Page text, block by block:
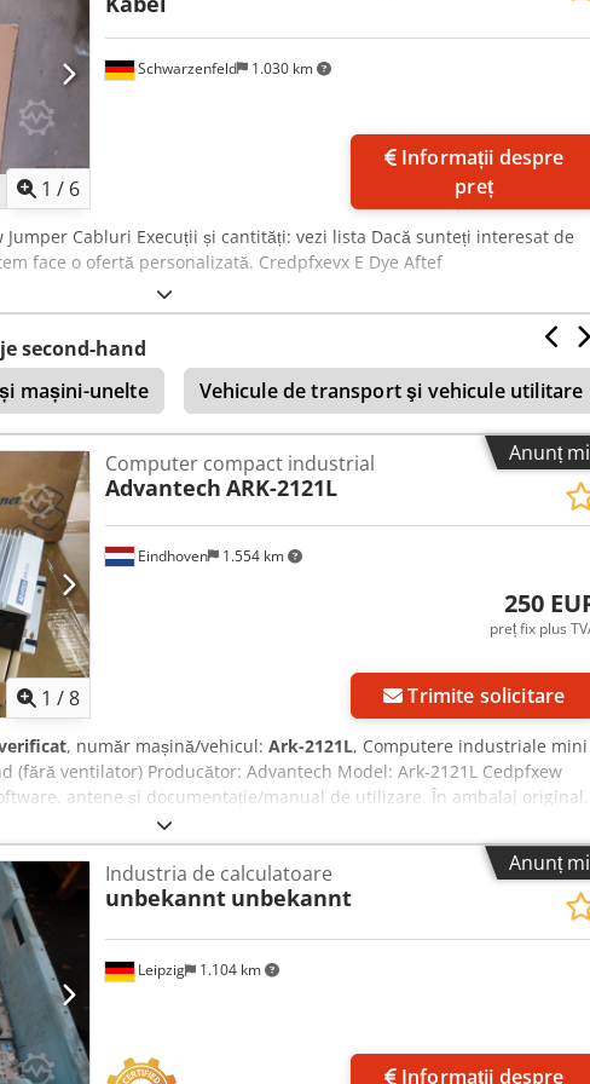
1 / 6
Schwarzenfeld 1.030 km
Informații despre
preț
Jumper Cabluri Execuții și cantități: vezi lista Dacă sunteți interesat de
face o ofertă personalizată. Credpfxevx E Dye Aftef
second-hand
mașini-unelte
Vehicule de transport şi vehicule utilitare
Anunț
1 /8
Eindhoven 1.554 km
Computer compact industrial
Advantech ARK-2121L
250
preț fix plus
Trimite solicitare
, număr mașină/vehicul: Ark-2121L, Computere industriale mini
(fără ventilator) Producător: Advantech Model: Ark-2121L Cedpfxew
antene și documentație/manual de utilizare. În ambalaj original.
Anunț
Solicită mai multe
Leipzig 1.104 km
Industria de calculatoare
unbekannt unbekannt
Informații despre